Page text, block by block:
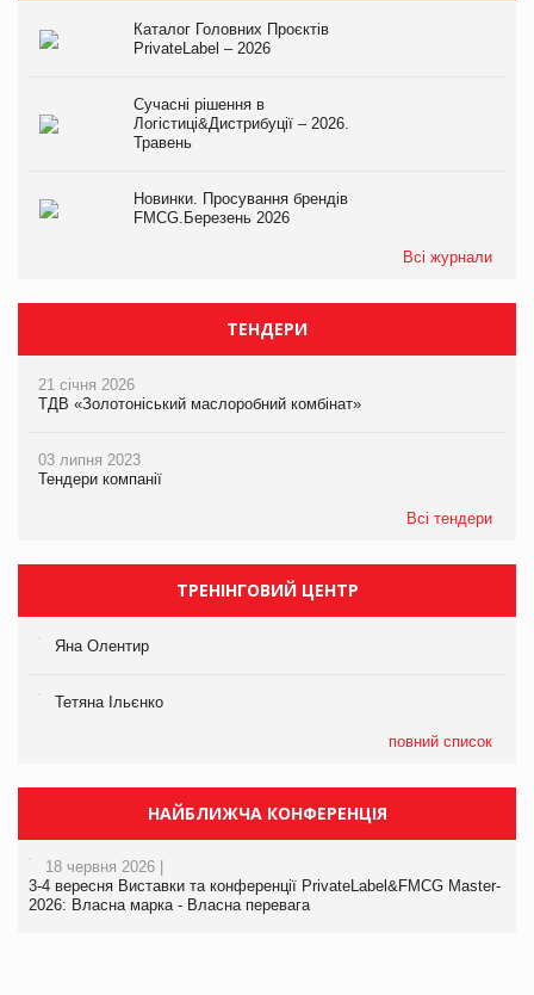
Каталог Головних Проєктів
PrivateLabel – 2026
Сучасні рішення в
Логістиці&Дистрибуції – 2026.
Травень
Новинки. Просування брендів
FMCG.Березень 2026
Всі журнали
ТЕНДЕРИ
21 січня 2026
ТДВ «Золотоніський маслоробний комбінат»
03 липня 2023
Тендери компанії
Всі тендери
ТРЕНІНГОВИЙ ЦЕНТР
Яна Олентир
Тетяна Ільєнко
повний список
НАЙБЛИЖЧА КОНФЕРЕНЦІЯ
18 червня 2026 |
3-4 вересня Виставки та конференції PrivateLabel&FMCG Master-
2026: Власна марка - Власна перевага